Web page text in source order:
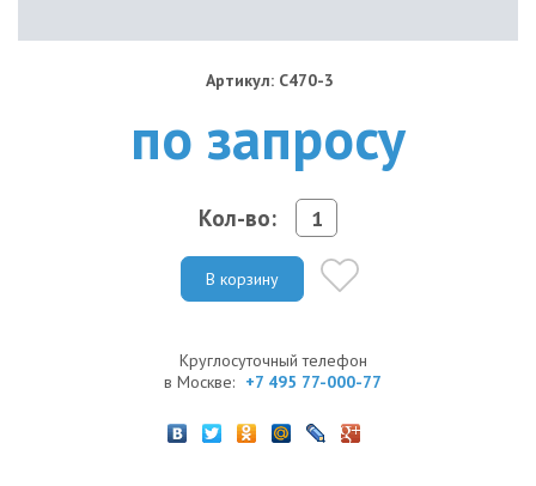
Артикул: C470-3
по запросу
Кол-во:
В корзину
Круглосуточный телефон
в Москве: +7 495 77-000-77